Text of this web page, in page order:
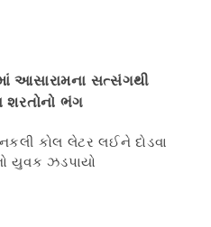
આસારામના સત્સંગથી
શરતોનો ભંગ